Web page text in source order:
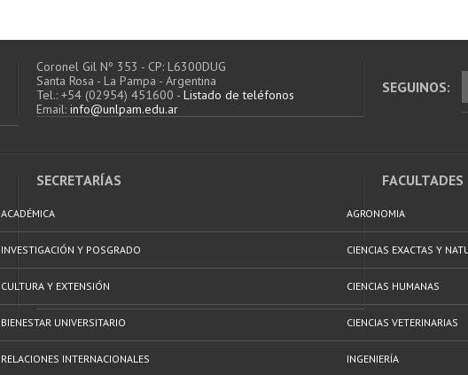
Coronel Gil Nº 353 - CP: L6300DUG
Santa Rosa - La Pampa - Argentina
Tel.: +54 (02954) 451600 - Listado de teléfonos
Email: info@unlpam.edu.ar
SEGUINOS:
SECRETARÍAS
ACADÉMICA
INVESTIGACIÓN Y POSGRADO
CULTURA Y EXTENSIÓN
BIENESTAR UNIVERSITARIO
RELACIONES INTERNACIONALES
FACULTADES
AGRONOMIA
CIENCIAS EXACTAS Y
CIENCIAS HUMANAS
CIENCIAS VETERINARIAS
INGENIERÍA